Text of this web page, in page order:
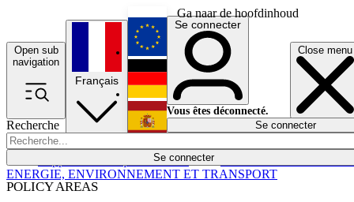
Ga naar de hoofdinhoud
Open sub
navigation
Close menu
Recherche
Se connecter
POLICY AREAS
Économie
Français
English
Deutsch
Español
Se connecter
Vous êtes déconnecté.
Se connecter
ENERGIE, ENVIRONNEMENT ET TRANSPORT